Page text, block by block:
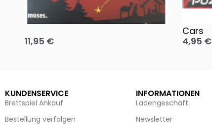
Oh, heilige Nacht!
11,95 €
Cars
4,95 €
KUNDENSERVICE
Brettspiel Ankauf
Bestellung verfolgen
INFORMATIONEN
Ladengeschäft
Newsletter